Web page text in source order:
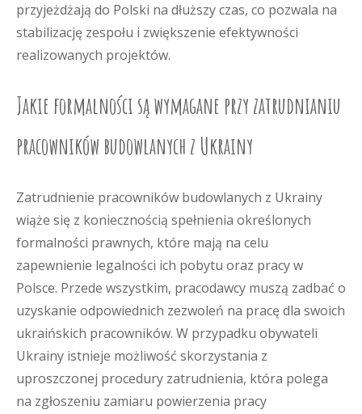
przyjeżdżają do Polski na dłuższy czas, co pozwala na
stabilizację zespołu i zwiększenie efektywności
realizowanych projektów.
Jakie formalności są wymagane przy zatrudnianiu
pracowników budowlanych z Ukrainy
Zatrudnienie pracowników budowlanych z Ukrainy
wiąże się z koniecznością spełnienia określonych
formalności prawnych, które mają na celu
zapewnienie legalności ich pobytu oraz pracy w
Polsce. Przede wszystkim, pracodawcy muszą zadbać o
uzyskanie odpowiednich zezwoleń na pracę dla swoich
ukraińskich pracowników. W przypadku obywateli
Ukrainy istnieje możliwość skorzystania z
uproszczonej procedury zatrudnienia, która polega
na zgłoszeniu zamiaru powierzenia pracy